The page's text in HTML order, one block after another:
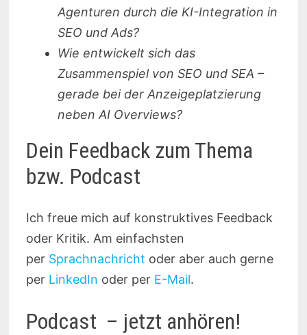
Agenturen durch die KI-Integration in
SEO und Ads?
Wie entwickelt sich das
Zusammenspiel von SEO und SEA –
gerade bei der Anzeigeplatzierung
neben AI Overviews?
Dein Feedback zum Thema
bzw. Podcast
Ich freue mich auf konstruktives Feedback
oder Kritik. Am einfachsten
per Sprachnachricht oder aber auch gerne
per LinkedIn oder per E-Mail.
Podcast – jetzt anhören!